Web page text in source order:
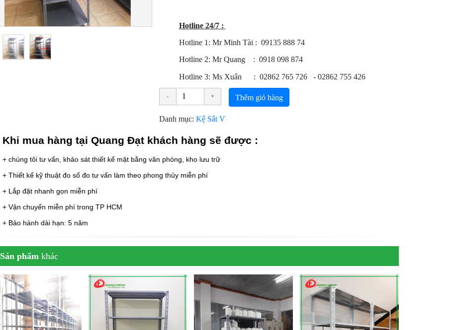
Hotline 24/7 :
Hotline 1: Mr Minh Tài : 09135 888 74
Hotline 2: Mr Quang : 0918 098 874
Hotline 3: Ms Xuân : 02862 765 726 - 02862 755 426
Thêm giỏ hàng
Danh mục: Kệ Sắt V
Khi mua hàng tại Quang Đạt khách hàng sẽ được :
+ chúng tôi tư vấn, khảo sát thiết kế mặt bằng văn phòng, kho lưu trữ
+ Thiết kế kỹ thuật đo số đo tư vấn làm theo phong thủy miễn phí
+ Lắp đặt nhanh gọn miễn phí
+ Vận chuyển miễn phí trong TP HCM
+ Bảo hành dài hạn: 5 năm
Sản phẩm khác